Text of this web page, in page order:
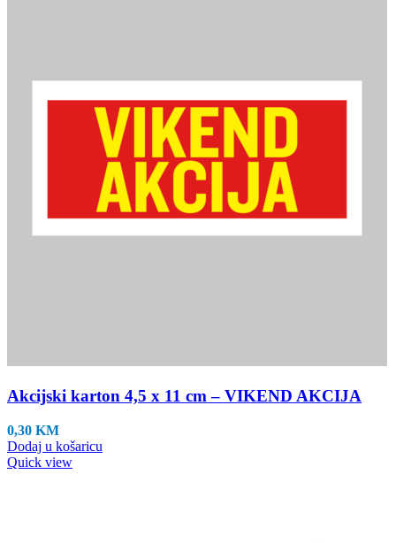
Akcijski karton 4,5 x 11 cm – VIKEND AKCIJA
0,30 KM
Dodaj u košaricu
Quick view